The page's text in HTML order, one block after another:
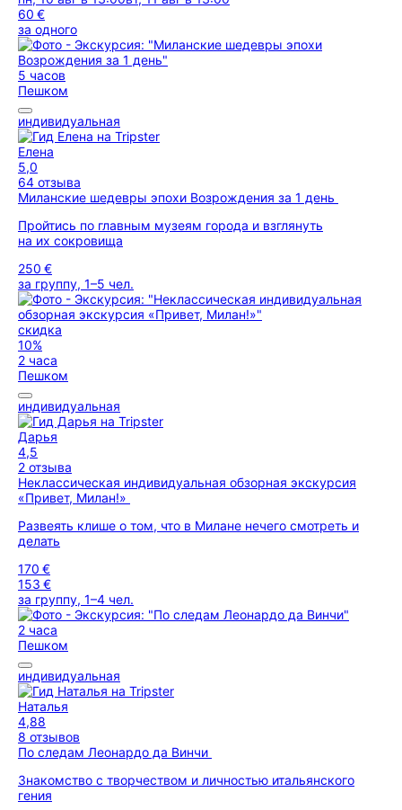
60 €
за одного
5 часов
Пешком
индивидуальная
Елена
5,0
64 отзыва
Миланские шедевры эпохи Возрождения за 1 день
Пройтись по главным музеям города и взглянуть
на их сокровища
250 €
за группу, 1–5 чел.
скидка
10%
2 часа
Пешком
индивидуальная
Дарья
4,5
2 отзыва
Неклассическая индивидуальная обзорная экскурсия
«Привет, Милан!»
Развеять клише о том, что в Милане нечего смотреть и
делать
170 €
153 €
за группу, 1–4 чел.
2 часа
Пешком
индивидуальная
Наталья
4,88
8 отзывов
По следам Леонардо да Винчи
Знакомство с творчеством и личностью итальянского
гения